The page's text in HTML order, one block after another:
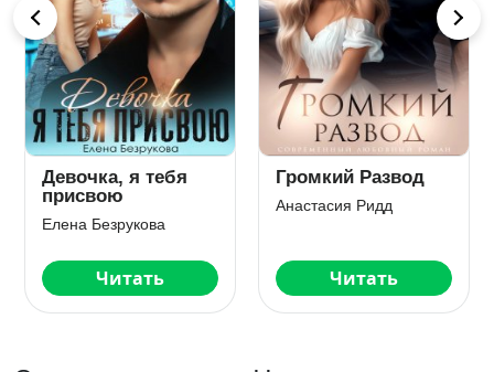
Горничная для
тирана
Наталья Шагаева
Читать
Ложь между нами
Марья Коваленко
Читать